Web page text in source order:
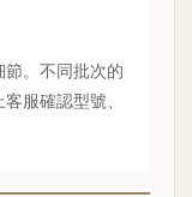
。不同批次的
服確認型號、